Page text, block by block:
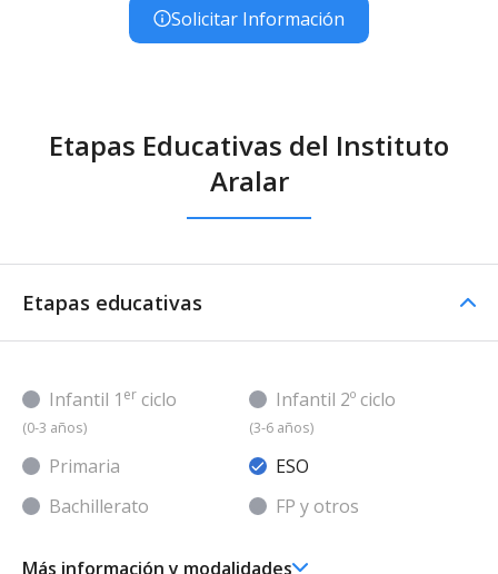
Solicitar Información
Etapas Educativas del Instituto
Aralar
Etapas educativas
Infantil 1 er ciclo
(0-3 años)
Infantil 2º ciclo
(3-6 años)
Primaria
ESO
Bachillerato
FP y otros
Más información y modalidades